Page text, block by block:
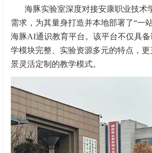
海豚实验室深度对接安康职业技术
需求，为其量身打造并本地部署了“一
海豚AI通识教育平台。该平台不仅具
学模块完整、实验资源多元的特点，
景灵活定制的教学模式。